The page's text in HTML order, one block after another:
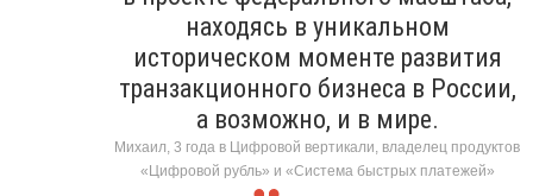
находясь в уникальном
историческом моменте развития
транзакционного бизнеса в России,
а возможно, и в мире.
Михаил, 3 года в Цифровой вертикали, владелец продуктов
«Цифровой рубль» и «Система быстрых платежей»